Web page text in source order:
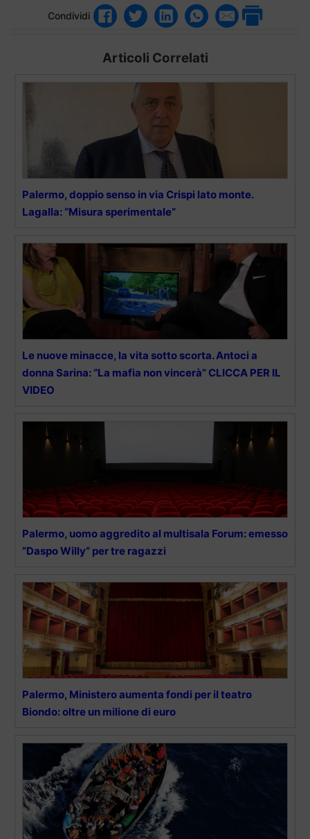
Condividi
Articoli Correlati
Palermo, doppio senso in via Crispi lato monte.
Lagalla: “Misura sperimentale”
Le nuove minacce, la vita sotto scorta. Antoci a
donna Sarina: “La mafia non vincerà” CLICCA PER IL
VIDEO
Palermo, uomo aggredito al multisala Forum: emesso
“Daspo Willy” per tre ragazzi
Palermo, Ministero aumenta fondi per il teatro
Biondo: oltre un milione di euro